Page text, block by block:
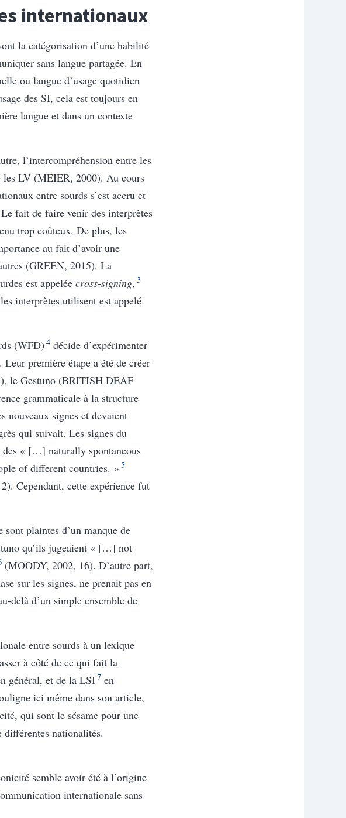
internationaux
la catégorisation d’une habilité
sans langue partagée. En
ou langue d’usage quotidien
des SI, cela est toujours en
langue et dans un contexte
l’intercompréhension entre les
les LV (MEIER, 2000). Au cours
entre sourds s’est accru et
fait de faire venir des interprètes
trop coûteux. De plus, les
au fait d’avoir une
(GREEN, 2015). La
est appelée cross-signing, 3
interprètes utilisent est appelé
(WFD) 4décide d’expérimenter
première étape a été de créer
, le Gestuno (BRITISH DEAF
grammaticale à la structure
nouveaux signes et devaient
qui suivait. Les signes du
« […] naturally spontaneous
of different countries. » 5
. Cependant, cette expérience fut
sont plaintes d’un manque de
qu’ils jugeaient « […] not
(MOODY, 2002, 16). D’autre part,
sur les signes, ne prenait pas en
delà d’un simple ensemble de
entre sourds à un lexique
à côté de ce qui fait la
général, et de la LSI7 en
ici même dans son article,
qui sont le sésame pour une
différentes nationalités.
semble avoir été à l’origine
internationale sans